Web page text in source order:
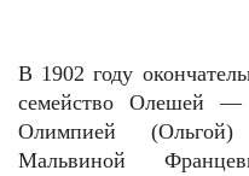
В 1902 году
семейство Олешей
Олимпией (Ольгой)
Мальвиной